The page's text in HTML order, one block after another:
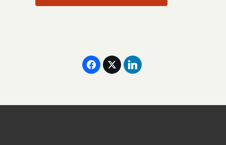
stilteretraite: